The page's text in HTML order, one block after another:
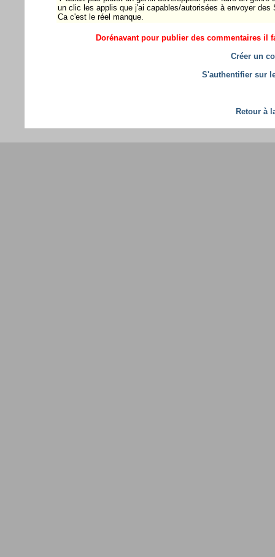
un clic les applis que j'ai capables/autorisées à envoyer des
Ca c'est le réel manque.
Dorénavant pour publier des commentaires il
Créer un
S'authentifier sur
Retour à